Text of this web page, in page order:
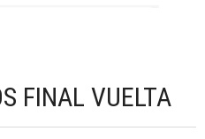
FINAL VUELTA